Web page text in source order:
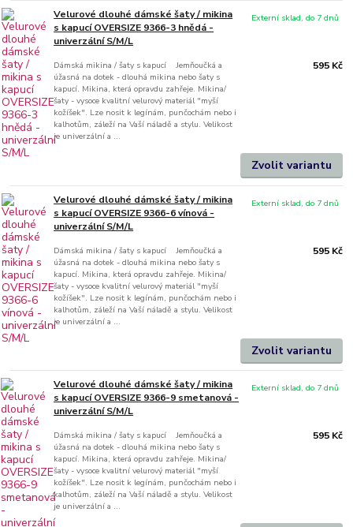
Velurové dlouhé dámské šaty / mikina
s kapucí OVERSIZE 9366-3 hnědá -
univerzální S/M/L
Dámská mikina / šaty s kapucí Jemňoučká a
úžasná na dotek - dlouhá mikina nebo šaty s
kapucí. Mikina, která opravdu zahřeje. Mikina/
šaty - vysoce kvalitní velurový materiál "myší
kožíšek". Lze nosit k legínám, punčochám nebo i
kalhotům, záleží na Vaší náladě a stylu. Velikost
je univerzální a ...
595 Kč
Externí sklad, do 7 dnů
Zvolit variantu
Velurové dlouhé dámské šaty / mikina
s kapucí OVERSIZE 9366-6 vínová -
univerzální S/M/L
Dámská mikina / šaty s kapucí Jemňoučká a
úžasná na dotek - dlouhá mikina nebo šaty s
kapucí. Mikina, která opravdu zahřeje. Mikina/
šaty - vysoce kvalitní velurový materiál "myší
kožíšek". Lze nosit k legínám, punčochám nebo i
kalhotům, záleží na Vaší náladě a stylu. Velikost
je univerzální a ...
595 Kč
Externí sklad, do 7 dnů
Zvolit variantu
Velurové dlouhé dámské šaty / mikina
s kapucí OVERSIZE 9366-9 smetanová -
univerzální S/M/L
Dámská mikina / šaty s kapucí Jemňoučká a
úžasná na dotek - dlouhá mikina nebo šaty s
kapucí. Mikina, která opravdu zahřeje. Mikina/
šaty - vysoce kvalitní velurový materiál "myší
kožíšek". Lze nosit k legínám, punčochám nebo i
kalhotům, záleží na Vaší náladě a stylu. Velikost
je univerzální a ...
595 Kč
Externí sklad, do 7 dnů